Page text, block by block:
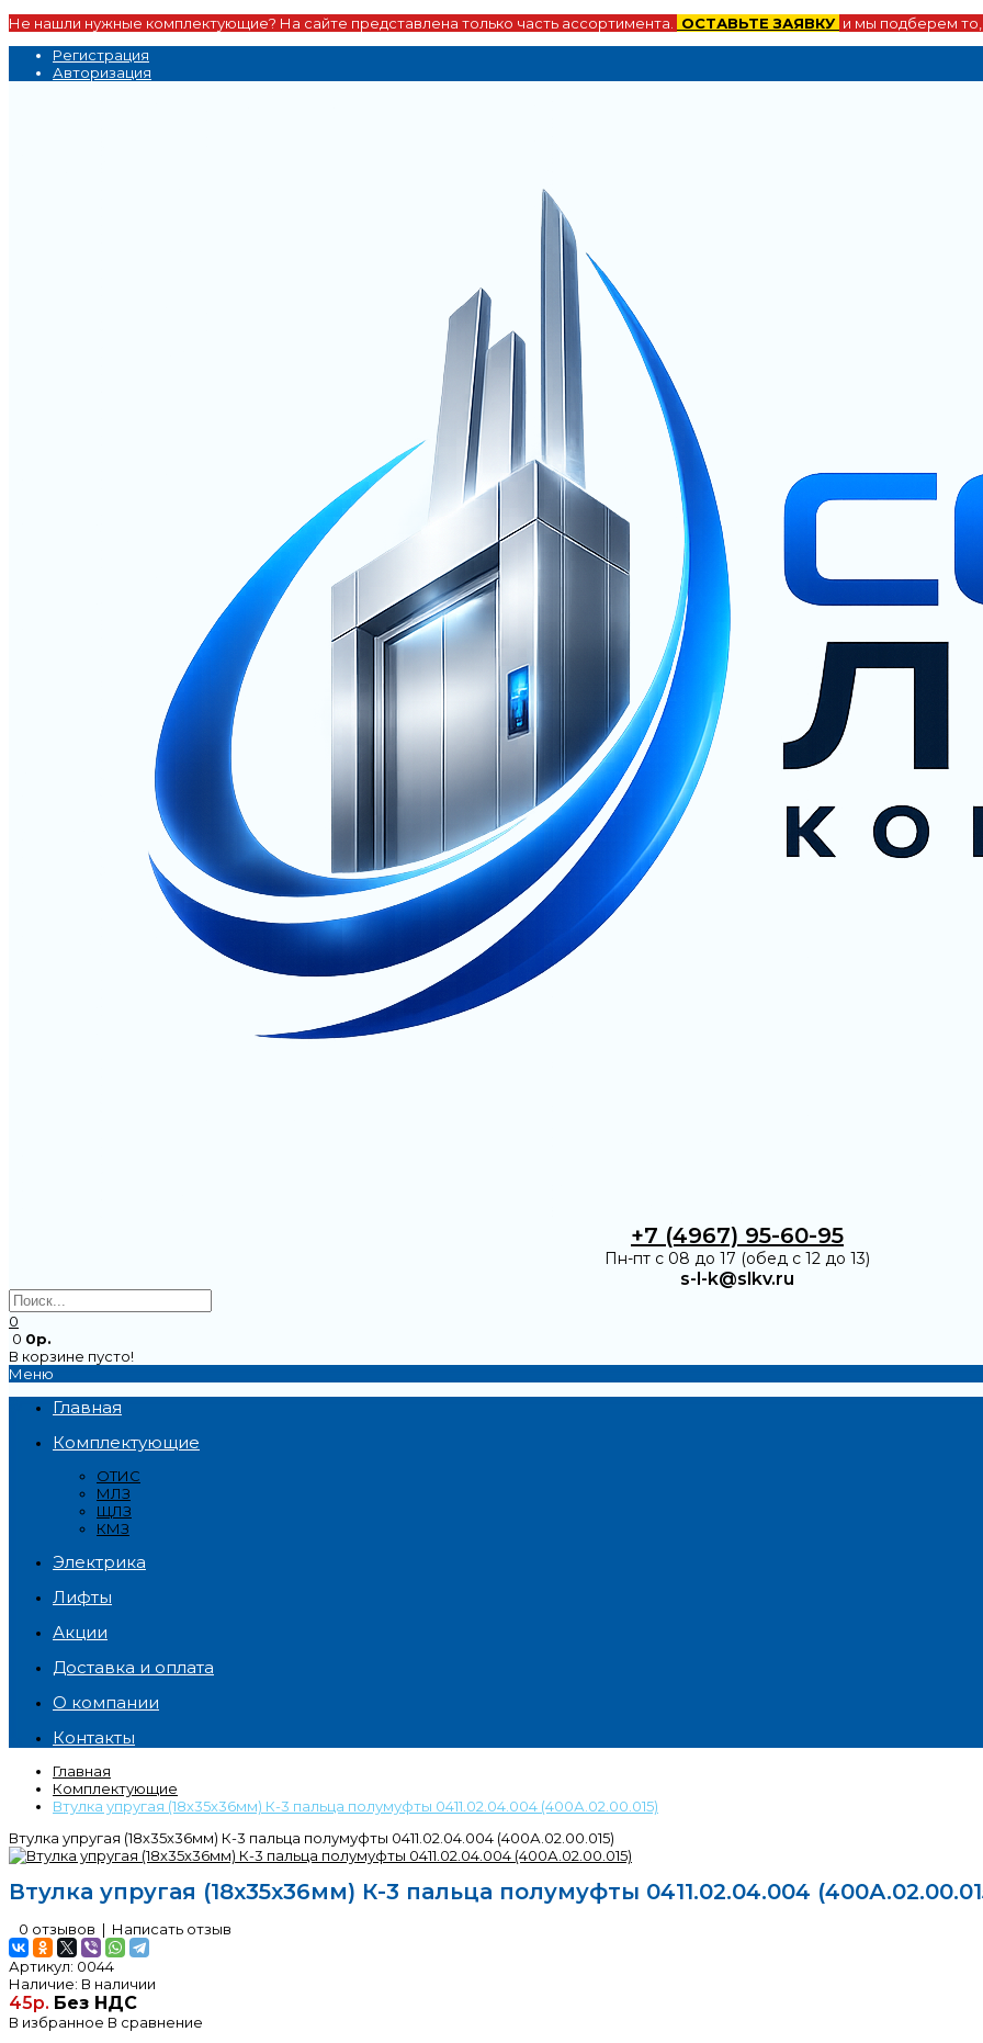
Не нашли нужные комплектующие? На сайте представлена только часть ассортимента. ОСТАВЬТЕ ЗАЯВКУ и мы подберем
Регистрация
Авторизация
+7 (4967) 95-60-95
Пн-пт с 08 до 17 (обед с 12 до 13)
s-l-k@slkv.ru
0
0 0р.
В корзине пусто!
Меню
Главная
Комплектующие
ОТИС
МЛЗ
ЩЛЗ
КМЗ
Электрика
Лифты
Акции
Доставка и оплата
О компании
Контакты
Главная
Комплектующие
Втулка упругая (18х35х36мм) К-3 пальца полумуфты 0411.02.04.004 (400А.02.00.015)
Втулка упругая (18х35х36мм) К-3 пальца полумуфты 0411.02.04.004 (400А.02.00.015)
Втулка упругая (18х35х36мм) К-3 пальца полумуфты 0411.02.04.004
0 отзывов | Написать отзыв
Артикул: 0044
Наличие: В наличии
45р. Без НДС
В избранное В сравнение